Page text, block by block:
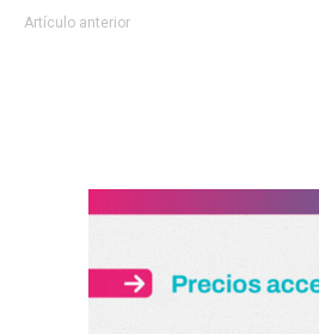
Artículo anterior